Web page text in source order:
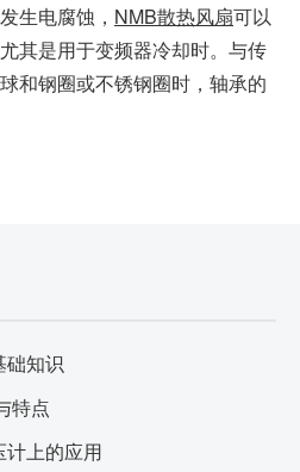
生电腐蚀， NMB散热风扇可以
其是用于变频器冷却时。与传
和钢圈或不锈钢圈时，轴承的
础知识
特点
上的应用